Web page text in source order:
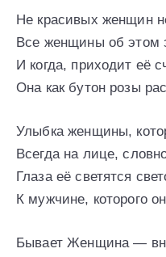
Не красивых женщин
Все женщины об этом
И когда, приходит её
Она как бутон розы
Улыбка женщины,
Всегда на лице,
Глаза её светятся
К мужчине, которого
Бывает Женщина —